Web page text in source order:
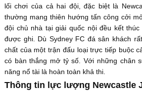
lối chơi của cả hai đội, đặc biệt là
thường mang thiên hướng tấn công cởi
đội chủ nhà tại giải quốc nội đều kết
được ghi. Dù Sydney FC đá sân khách
chất của một trận đấu loại trực tiếp buộc
có bàn thắng mở tỷ số. Với những chân
năng nổ tài là hoàn toàn khả thi.
Thông tin lực lượng Newcastle